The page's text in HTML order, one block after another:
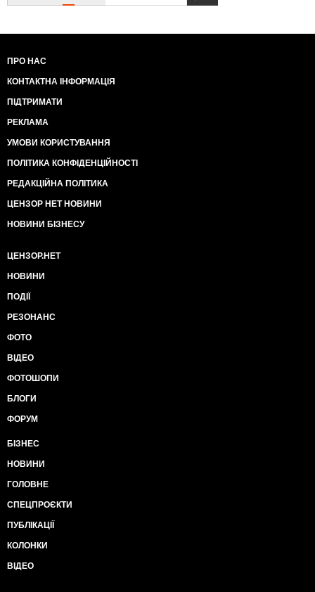
ПРО НАС
КОНТАКТНА ІНФОРМАЦІЯ
ПІДТРИМАТИ
РЕКЛАМА
УМОВИ КОРИСТУВАННЯ
ПОЛІТИКА КОНФІДЕНЦІЙНОСТІ
РЕДАКЦІЙНА ПОЛІТИКА
ЦЕНЗОР НЕТ НОВИНИ
НОВИНИ БІЗНЕСУ
ЦЕНЗОР.НЕТ
НОВИНИ
ПОДІЇ
РЕЗОНАНС
ФОТО
ВІДЕО
ФОТОШОПИ
БЛОГИ
ФОРУМ
БІЗНЕС
НОВИНИ
ГОЛОВНЕ
СПЕЦПРОЄКТИ
ПУБЛІКАЦІЇ
КОЛОНКИ
ВІДЕО